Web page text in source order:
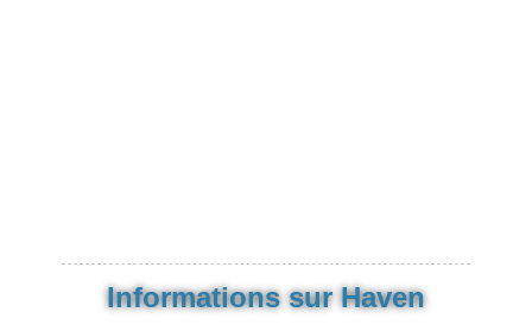
Informations sur Haven